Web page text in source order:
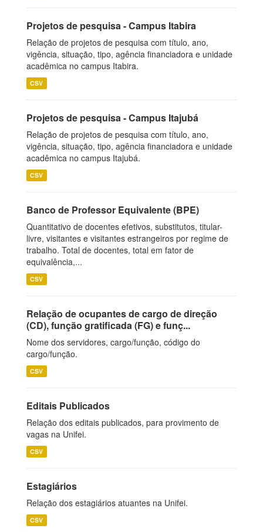
Projetos de pesquisa - Campus Itabira
Relação de projetos de pesquisa com título, ano,
vigência, situação, tipo, agência financiadora e unidade
acadêmica no campus Itabira.
CSV
Projetos de pesquisa - Campus Itajubá
Relação de projetos de pesquisa com título, ano,
vigência, situação, tipo, agência financiadora e unidade
acadêmica no campus Itajubá.
CSV
Banco de Professor Equivalente (BPE)
Quantitativo de docentes efetivos, substitutos, titular-
livre, visitantes e visitantes estrangeiros por regime de
trabalho. Total de docentes, total em fator de
equivalência,...
CSV
Relação de ocupantes de cargo de direção
(CD), função gratificada (FG) e funç...
Nome dos servidores, cargo/função, código do
cargo/função.
CSV
Editais Publicados
Relação dos editais publicados, para provimento de
vagas na Unifei.
CSV
Estagiários
Relação dos estagiários atuantes na Unifei.
CSV